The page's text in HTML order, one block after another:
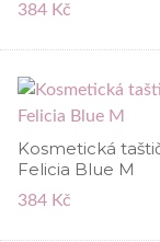
384 Kč
Kosmetická
Felicia Blue M
384 Kč